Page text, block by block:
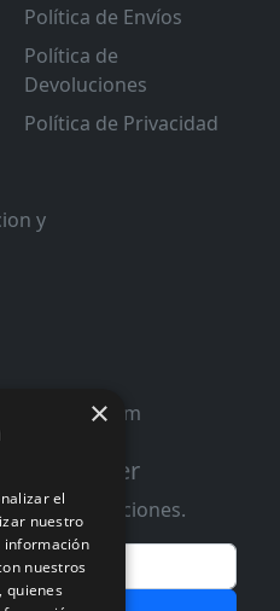
Política de Envíos
Política de
Devoluciones
Política de Privacidad
y
Newsletter
y promociones.
×
el
nuestro
información
nuestros
quienes